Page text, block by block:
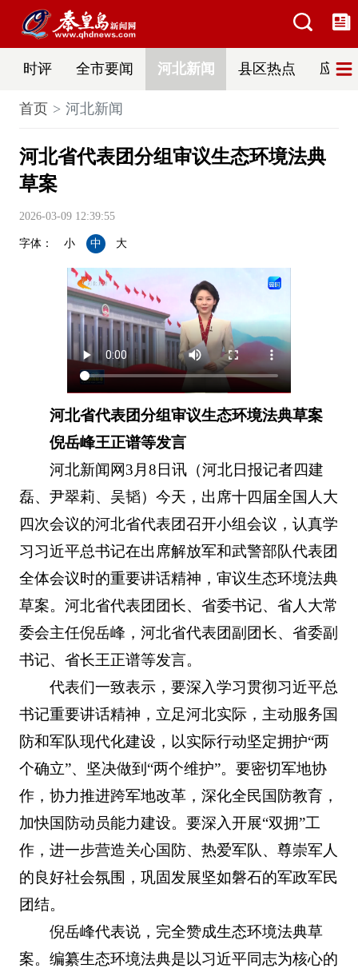
时评 全市要闻 河北新闻 县区热点 应急
首页 河北新闻
河北省代表团分组审议生态环境法典
草案
2026-03-09 12:39:55
字体： 小 中 大
河北省代表团分组审议生态环境法典草案
倪岳峰王正谱等发言
河北新闻网3月8日讯（河北日报记者四建
磊、尹翠莉、吴韬）今天，出席十四届全国人大
四次会议的河北省代表团召开小组会议，认真学
习习近平总书记在出席解放军和武警部队代表团
全体会议时的重要讲话精神，审议生态环境法典
草案。河北省代表团团长、省委书记、省人大常
委会主任倪岳峰，河北省代表团副团长、省委副
书记、省长王正谱等发言。
代表们一致表示，要深入学习贯彻习近平总
书记重要讲话精神，立足河北实际，主动服务国
防和军队现代化建设，以实际行动坚定拥护“两
个确立”、坚决做到“两个维护”。要密切军地协
作，协力推进跨军地改革，深化全民国防教育，
加快国防动员能力建设。要深入开展“双拥”工
作，进一步营造关心国防、热爱军队、尊崇军人
的良好社会氛围，巩固发展坚如磐石的军政军民
团结。
倪岳峰代表说，完全赞成生态环境法典草
案。编纂生态环境法典是以习近平同志为核心的